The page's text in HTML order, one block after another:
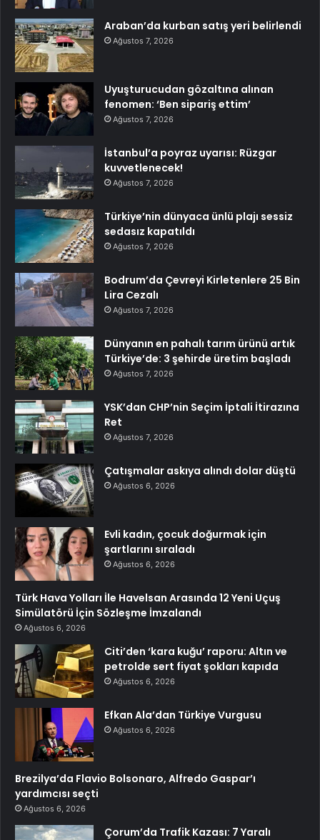
Araban’da kurban satış yeri belirlendi
Ağustos 7, 2026
Uyuşturucudan gözaltına alınan
fenomen: ‘Ben sipariş ettim’
Ağustos 7, 2026
İstanbul’a poyraz uyarısı: Rüzgar
kuvvetlenecek!
Ağustos 7, 2026
Türkiye’nin dünyaca ünlü plajı sessiz
sedasız kapatıldı
Ağustos 7, 2026
Bodrum’da Çevreyi Kirletenlere 25 Bin
Lira Cezalı
Ağustos 7, 2026
Dünyanın en pahalı tarım ürünü artık
Türkiye’de: 3 şehirde üretim başladı
Ağustos 7, 2026
YSK’dan CHP’nin Seçim İptali İtirazına
Ret
Ağustos 7, 2026
Çatışmalar askıya alındı dolar düştü
Ağustos 6, 2026
Evli kadın, çocuk doğurmak için
şartlarını sıraladı
Ağustos 6, 2026
Türk Hava Yolları İle Havelsan Arasında 12 Yeni Uçuş
Simülatörü İçin Sözleşme İmzalandı
Ağustos 6, 2026
Citi’den ‘kara kuğu’ raporu: Altın ve
petrolde sert fiyat şokları kapıda
Ağustos 6, 2026
Efkan Ala’dan Türkiye Vurgusu
Ağustos 6, 2026
Brezilya’da Flavio Bolsonaro, Alfredo Gaspar’ı
yardımcısı seçti
Ağustos 6, 2026
Çorum’da Trafik Kazası: 7 Yaralı